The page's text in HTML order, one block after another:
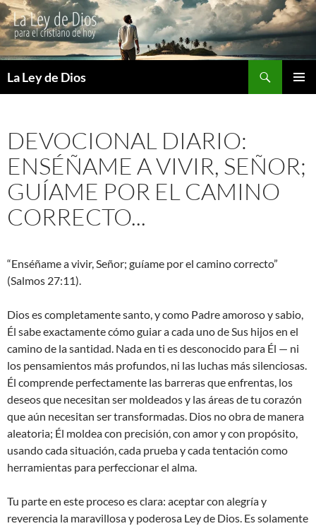
La Ley de Dios
DEVOCIONAL DIARIO:
ENSÉÑAME A VIVIR, SEÑOR;
GUÍAME POR EL CAMINO
CORRECTO...
“Enséñame a vivir, Señor; guíame por el camino correcto”
(Salmos 27:11).
Dios es completamente santo, y como Padre amoroso y sabio,
Él sabe exactamente cómo guiar a cada uno de Sus hijos en el
camino de la santidad. Nada en ti es desconocido para Él — ni
los pensamientos más profundos, ni las luchas más silenciosas.
Él comprende perfectamente las barreras que enfrentas, los
deseos que necesitan ser moldeados y las áreas de tu corazón
que aún necesitan ser transformadas. Dios no obra de manera
aleatoria; Él moldea con precisión, con amor y con propósito,
usando cada situación, cada prueba y cada tentación como
herramientas para perfeccionar el alma.
Tu parte en este proceso es clara: aceptar con alegría y
reverencia la maravillosa y poderosa Ley de Dios. Es solamente